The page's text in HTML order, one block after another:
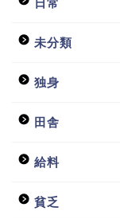
日常
未分類
独身
田舎
給料
貧乏